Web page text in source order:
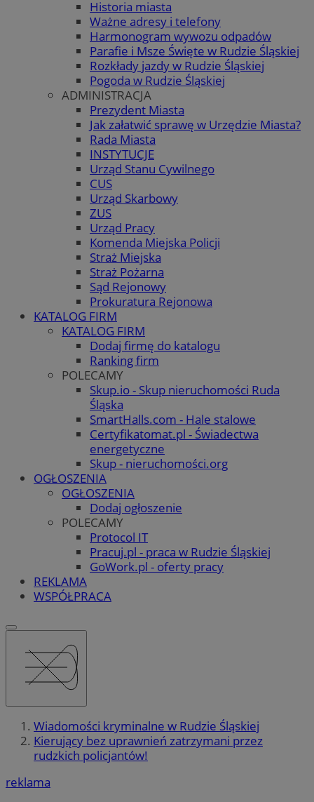
Historia miasta
Ważne adresy i telefony
Harmonogram wywozu odpadów
Parafie i Msze Święte w Rudzie Śląskiej
Rozkłady jazdy w Rudzie Śląskiej
Pogoda w Rudzie Śląskiej
ADMINISTRACJA
Prezydent Miasta
Jak załatwić sprawę w Urzędzie Miasta?
Rada Miasta
INSTYTUCJE
Urząd Stanu Cywilnego
CUS
Urząd Skarbowy
ZUS
Urząd Pracy
Komenda Miejska Policji
Straż Miejska
Straż Pożarna
Sąd Rejonowy
Prokuratura Rejonowa
KATALOG FIRM
KATALOG FIRM
Dodaj firmę do katalogu
Ranking firm
POLECAMY
Skup.io - Skup nieruchomości Ruda
Śląska
SmartHalls.com - Hale stalowe
Certyfikatomat.pl - Świadectwa
energetyczne
Skup - nieruchomości.org
OGŁOSZENIA
OGŁOSZENIA
Dodaj ogłoszenie
POLECAMY
Protocol IT
Pracuj.pl - praca w Rudzie Śląskiej
GoWork.pl - oferty pracy
REKLAMA
WSPÓŁPRACA
Wiadomości kryminalne w Rudzie Śląskiej
Kierujący bez uprawnień zatrzymani przez
rudzkich policjantów!
reklama